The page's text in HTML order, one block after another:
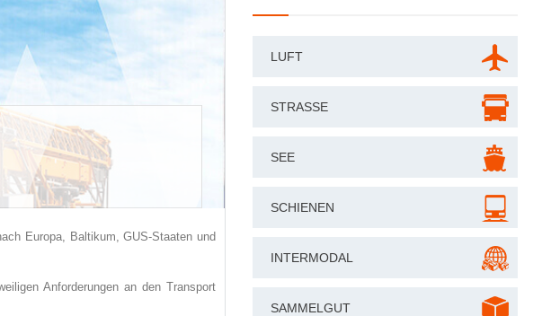
Europa, Baltikum, GUS-Staaten und
Anforderungen an den Transport
LUFT
STRASSE
SEE
SCHIENEN
INTERMODAL
SAMMELGUT